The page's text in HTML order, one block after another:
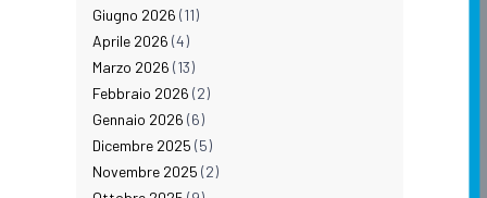
Giugno 2026 (11)
Aprile 2026 (4)
Marzo 2026 (13)
Febbraio 2026 (2)
Gennaio 2026 (6)
Dicembre 2025 (5)
Novembre 2025 (2)